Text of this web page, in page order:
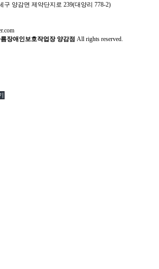
구 양감면 제약단지로 239(대양리 778-2)
장애인보호작업장 양감점 All rights reserved.